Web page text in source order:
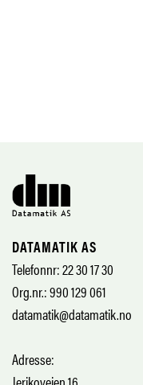
DATAMATIK AS
Telefonnr: 22 30 17 30
Org.nr.: 990 129 061
datamatik@datamatik.no
Adresse: